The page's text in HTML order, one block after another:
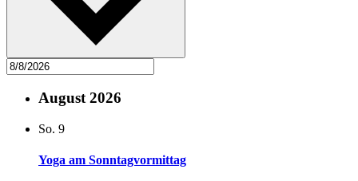
August 2026
So. 9
Yoga am Sonntagvormittag